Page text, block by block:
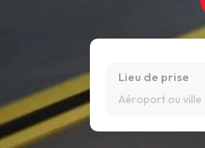
Lieu de prise
Aéroport ou ville